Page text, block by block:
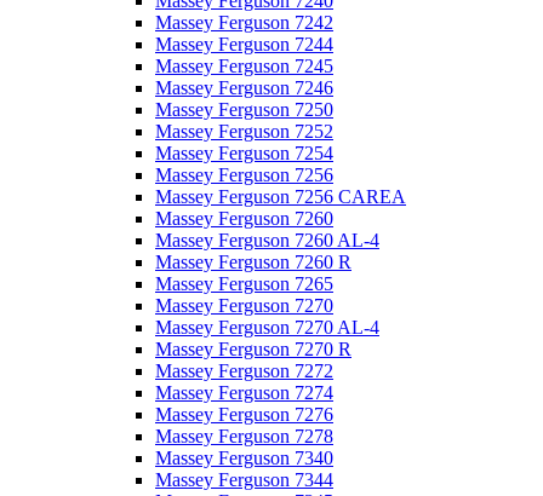
Massey Ferguson 7242
Massey Ferguson 7244
Massey Ferguson 7245
Massey Ferguson 7246
Massey Ferguson 7250
Massey Ferguson 7252
Massey Ferguson 7254
Massey Ferguson 7256
Massey Ferguson 7256 CAREA
Massey Ferguson 7260
Massey Ferguson 7260 AL-4
Massey Ferguson 7260 R
Massey Ferguson 7265
Massey Ferguson 7270
Massey Ferguson 7270 AL-4
Massey Ferguson 7270 R
Massey Ferguson 7272
Massey Ferguson 7274
Massey Ferguson 7276
Massey Ferguson 7278
Massey Ferguson 7340
Massey Ferguson 7344